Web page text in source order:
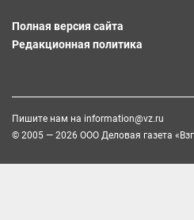
Полная версия сайта
Редакционная политика
Пишите нам на information@vz.ru
© 2005 — 2026 ООО Деловая газета